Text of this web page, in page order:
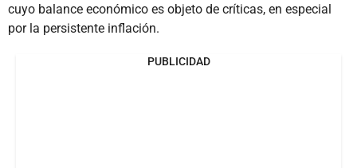
cuyo balance económico es objeto de críticas, en especial
por la persistente inflación.
PUBLICIDAD